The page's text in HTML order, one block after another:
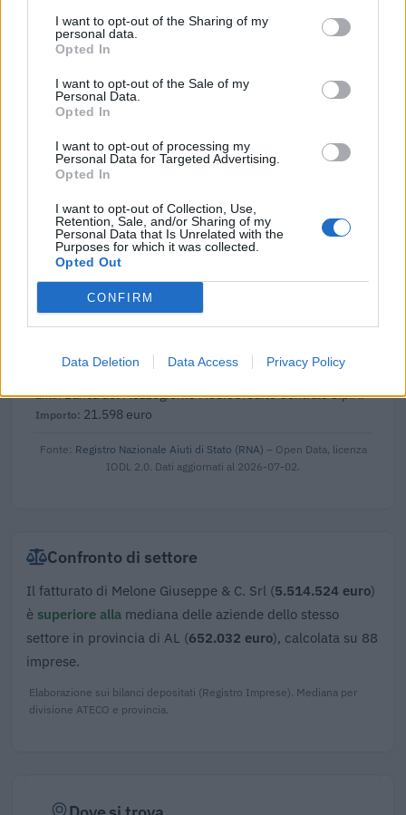
I want to opt-out of the Sharing of my
personal data.
Opted In
I want to opt-out of the Sale of my
Personal Data.
Opted In
I want to opt-out of processing my
Personal Data for Targeted Advertising.
Opted In
I want to opt-out of Collection, Use,
Retention, Sale, and/or Sharing of my
Personal Data that Is Unrelated with the
Purposes for which it was collected.
Opted Out
CONFIRM
Data Deletion Data Access Privacy Policy
2021-12-27
SPECIALE DI CUI ALL’ARTICOLO 56 DEL DECRETO-LEGGE
DEL 17 MARZO 2020 N. 18
23.561 euro
2021-12-27
GARANZIA DEL FONDO A VALERE SULLA SEZIONE
SPECIALE DI CUI ALL’ARTICOLO 56 DEL DECRETO-LEGGE
DEL 17 MARZO 2020 N. 18
Banca del Mezzogiorno MedioCredito Centrale S.p.A.
30.000 euro
2021-12-27
SPECIALE DI CUI ALL’ARTICOLO 56 DEL DECRETO-LEGGE
DEL 17 MARZO 2020 N. 18
Banca del Mezzogiorno MedioCredito Centrale S.p.A.
21.598 euro
Fonte: Registro Nazionale Aiuti di Stato (RNA) – Open Data, licenza
IODL 2.0. Dati aggiornati al 2026-07-02.
Confronto di settore
Il fatturato di Melone Giuseppe & C. Srl (5.514.524 euro)
è superiore alla mediana delle aziende dello stesso
settore in provincia di AL (652.032 euro), calcolata su 88
imprese.
Elaborazione sui bilanci depositati (Registro Imprese). Mediana per
divisione ATECO e provincia.